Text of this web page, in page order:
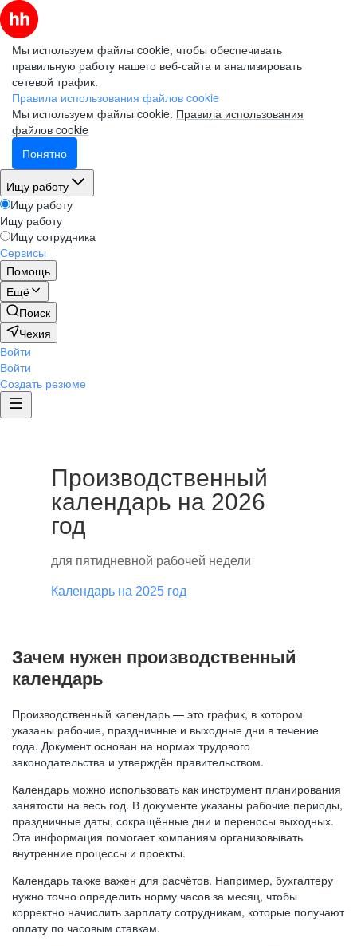
Мы используем файлы cookie, чтобы обеспечивать
правильную работу нашего веб-сайта и анализировать
сетевой трафик.
Правила использования файлов cookie
Мы используем файлы cookie. Правила использования
файлов cookie
Понятно
Ищу работу
Ищу работу
Ищу работу
Ищу сотрудника
Сервисы
Помощь
Ещё
Поиск
Чехия
Войти
Войти
Создать резюме
Производственный
календарь на 2026
год
для пятидневной рабочей недели
Календарь на 2025 год
Зачем нужен производственный
календарь
Производственный календарь — это график, в котором
указаны рабочие, праздничные и выходные дни в течение
года. Документ основан на нормах трудового
законодательства и утверждён правительством.
Календарь можно использовать как инструмент планирования
занятости на весь год. В документе указаны рабочие периоды,
праздничные даты, сокращённые дни и переносы выходных.
Эта информация помогает компаниям организовывать
внутренние процессы и проекты.
Календарь также важен для расчётов. Например, бухгалтеру
нужно точно определить норму часов за месяц, чтобы
корректно начислить зарплату сотрудникам, которые получают
оплату по часовым ставкам.